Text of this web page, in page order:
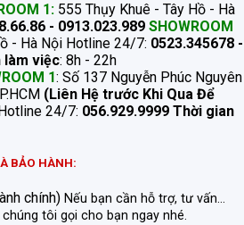
1: 555 Thụy Khuê - Tây Hồ - Hà
- 0913.023.989 SHOWROOM
- Hà Nội Hotline 24/7: 0523.345678 -
làm việc: 8h - 22h
1: Số 137 Nguyễn Phúc Nguyên
(Liên Hệ trước Khi Qua Để
24/7: 056.929.9999 Thời gian
BẢO HÀNH:
chính) Nếu bạn cần hỗ trợ, tư vấn...
tôi gọi cho bạn ngay nhé.